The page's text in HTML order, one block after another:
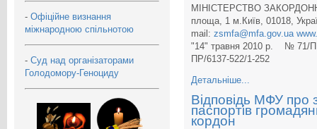
- Офіційне визнання
міжнародною спільнотою
- Суд над організаторами
Голодомору-Геноциду
МІНІСТЕРСТВО
площа, 1 м.Київ, 01018,
mail: zsmfa@mfa.gov.ua
"14" травня 2010 р. № 71/
ПР/6137-522/1-252
Детальніше...
Відповідь МФУ про
паспортів
кордон